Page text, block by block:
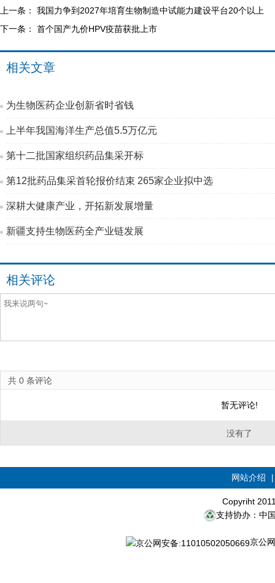
上一条： 我国力争到2027年培育生物制造中试能力建设平台20个以上
下一条： 首个国产九价HPV疫苗获批上市
相关文章
为生物医药企业创新省时省钱
上半年我国海洋生产总值5.5万亿元
第十二批国家组织药品集采开标
第12批药品集采首轮报价结束 265家企业拟中选
深耕大健康产业，开拓新发展增量
新疆支持生物医药全产业链发展
相关评论
共 0 条评论
暂无评论!
没有了
网站介绍
Copyriht
支持协办：中
京公